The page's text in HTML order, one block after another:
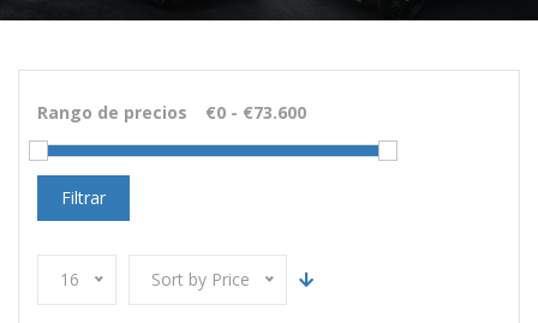
Rango de precios
Filtrar
16 Sort by Price